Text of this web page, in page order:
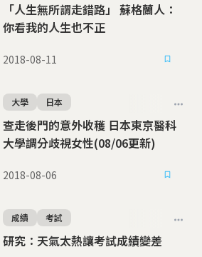
「人生無所謂走錯路」 蘇格蘭人：
你看我的人生也不正
2018-08-11
查走後門的意外收穫 日本東京醫科
大學調分歧視女性(08/06更新)
大學 日本
2018-08-06
研究：天氣太熱讓考試成績變差
成績 考試